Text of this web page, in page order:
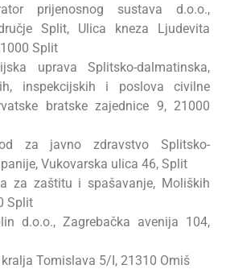
prijenosnog sustava d.o.o.,
Split, Ulica kneza Ljudevita
Split
uprava Splitsko-dalmatinska,
inspekcijskih i poslova civilne
bratske zajednice 9, 21000
za javno zdravstvo Splitsko-
Vukovarska ulica 46, Split
za zaštitu i spašavanje, Moliških
Split
d.o.o., Zagrebačka avenija 104,
kralja Tomislava 5/I, 21310 Omiš